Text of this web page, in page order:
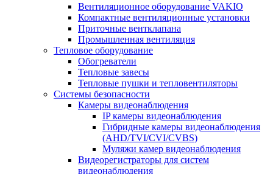
Вентиляционное оборудование VAKIO
Компактные вентиляционные установки
Приточные вентклапана
Промышленная вентиляция
Тепловое оборудование
Обогреватели
Тепловые завесы
Тепловые пушки и тепловентиляторы
Системы безопасности
Камеры видеонаблюдения
IP камеры видеонаблюдения
Гибридные камеры видеонаблюдения
(AHD/TVI/CVI/CVBS)
Муляжи камер видеонаблюдения
Видеорегистраторы для систем
видеонаблюдения